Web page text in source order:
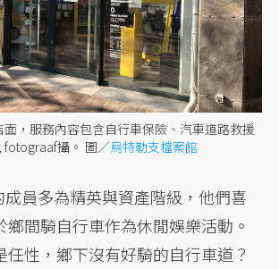
面，服務內容包含自行車保險、汽車道路救援
fotograaf攝。 圖／烏特勒支檔案館
成員多為精英與資產階級，他們喜
鄉間騎自行車作為休閒娛樂活動。
任性，鄉下沒有好騎的自行車道？